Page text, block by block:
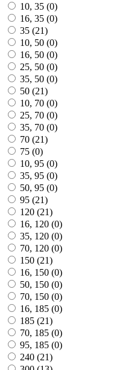
10, 35 (0)
16, 35 (0)
35 (21)
10, 50 (0)
16, 50 (0)
25, 50 (0)
35, 50 (0)
50 (21)
10, 70 (0)
25, 70 (0)
35, 70 (0)
70 (21)
75 (0)
10, 95 (0)
35, 95 (0)
50, 95 (0)
95 (21)
120 (21)
16, 120 (0)
35, 120 (0)
70, 120 (0)
150 (21)
16, 150 (0)
50, 150 (0)
70, 150 (0)
16, 185 (0)
185 (21)
70, 185 (0)
95, 185 (0)
240 (21)